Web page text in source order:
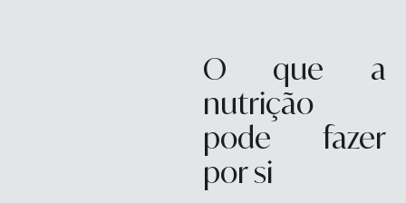
O que a
nutrição
pode fazer
por si